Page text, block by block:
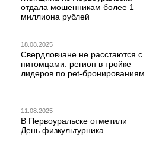
отдала мошенникам более 1
миллиона рублей
18.08.2025
Свердловчане не расстаются с
питомцами: регион в тройке
лидеров по pet-бронированиям
11.08.2025
В Первоуральске отметили
День физкультурника